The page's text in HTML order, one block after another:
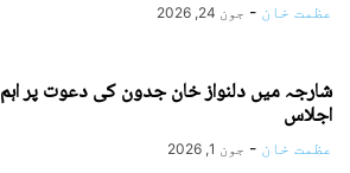
عظمت خان - جون 24, 2026
شارجہ میں دلنواز خان جدون کی دعوت پر اہم
اجلاس
عظمت خان - جون 1, 2026